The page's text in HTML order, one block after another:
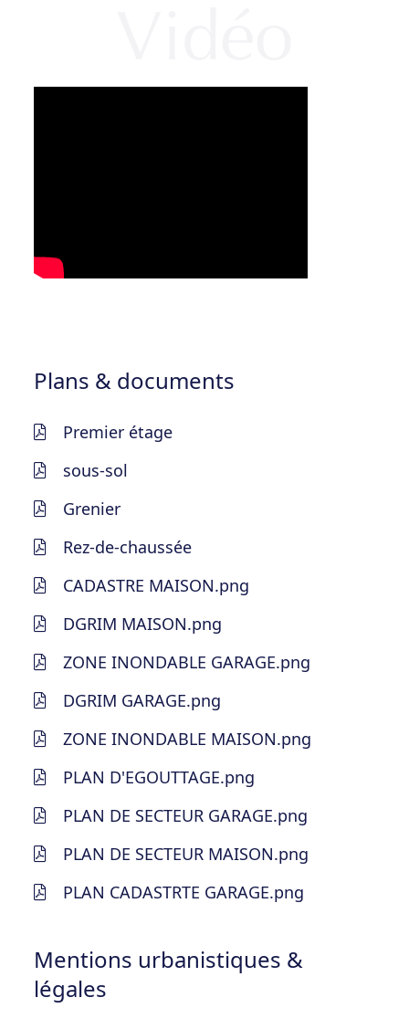
Plans & documents
Premier étage
sous-sol
Grenier
Rez-de-chaussée
CADASTRE MAISON.png
DGRIM MAISON.png
ZONE INONDABLE GARAGE.png
DGRIM GARAGE.png
ZONE INONDABLE MAISON.png
PLAN D'EGOUTTAGE.png
PLAN DE SECTEUR GARAGE.png
PLAN DE SECTEUR MAISON.png
PLAN CADASTRTE GARAGE.png
Mentions urbanistiques &
légales